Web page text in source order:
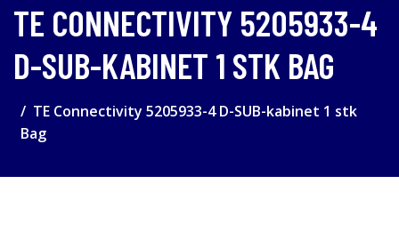
TE CONNECTIVITY 5205933-4
D-SUB-KABINET 1 STK BAG
TE Connectivity 5205933-4 D-SUB-kabinet 1 stk
Bag